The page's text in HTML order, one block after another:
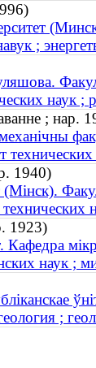
;
наук ;
; нар.
1940)
(Мінск).
1923)
наук ;
;